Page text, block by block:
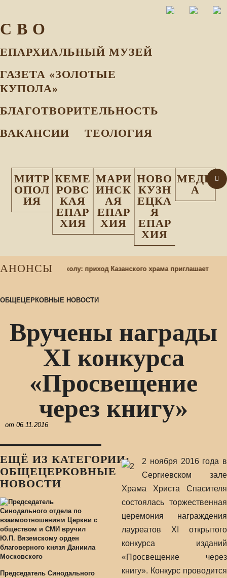
С В О
ЕПАРХИАЛЬНЫЙ МУЗEЙ
ГАЗЕТА «ЗОЛОТЫЕ
КУПОЛА»
БЛАГОТВОРИТЕЛЬНОСТЬ
ВАКАНСИИ
ТЕОЛОГИЯ
МИТР
ОПОЛ
ИЯ
КЕМЕ
РОВС
КАЯ
ЕПАР
ХИЯ
МАРИ
ИНСК
АЯ
ЕПАР
ХИЯ
НОВО
КУЗН
ЕЦКА
Я
ЕПАР
ХИЯ
МЕДИ
А
АНОНСЫшколу: приход Казанского храма приглашает
ОБЩЕЦЕРКОВНЫЕ НОВОСТИ
Вручены награды
XI конкурса
«Просвещение
через книгу»
от 06.11.2016
ЕЩЁ ИЗ КАТЕГОРИИ:
ОБЩЕЦЕРКОВНЫЕ
НОВОСТИ
Председатель Синодального
2 ноября 2016 года в
Сергиевском зале
Храма Христа Спасителя
состоялась торжественная
церемония награждения
лауреатов XI открытого
конкурса изданий
«Просвещение через
книгу». Конкурс проводится